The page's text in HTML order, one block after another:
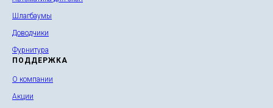
Шлагбаумы
Доводчики
Фурнитура
ПОДДЕРЖКА
О компании
Акции